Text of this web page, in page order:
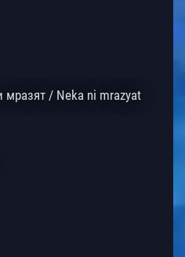
/ Neka ni mrazyat